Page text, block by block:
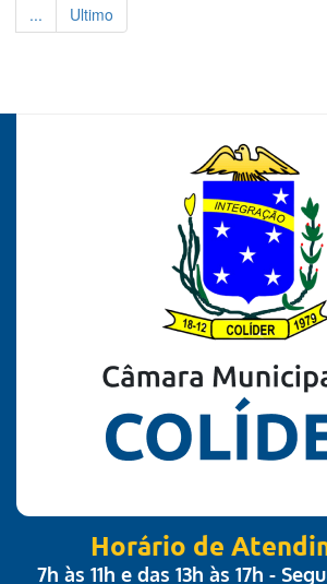
...
Ultimo
Horário de
7h às 11h e das 13h às 17h -